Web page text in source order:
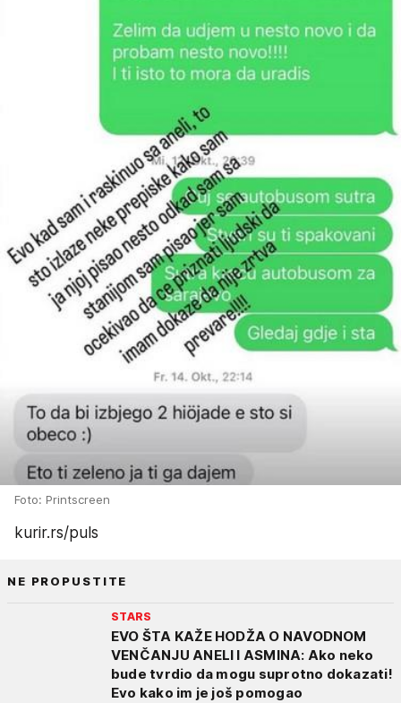
Foto: Printscreen
kurir.rs/puls
NE PROPUSTITE
STARS
EVO ŠTA KAŽE HODŽA O NAVODNOM
VENČANJU ANELI I ASMINA: Ako neko
bude tvrdio da mogu suprotno dokazati!
Evo kako im je još pomogao